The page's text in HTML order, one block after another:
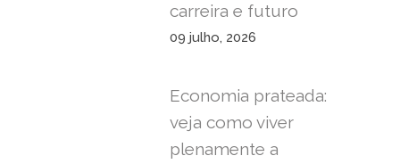
carreira e futuro
09 julho, 2026
Economia prateada:
veja como viver
plenamente a